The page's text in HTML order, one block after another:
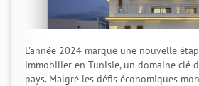
L'année 2024 marque une nouvelle
immobilier en Tunisie, un domaine clé
pays. Malgré les défis économiques